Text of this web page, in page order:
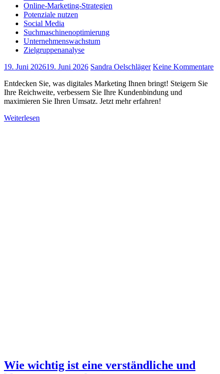
Online-Marketing-Strategien
Potenziale nutzen
Social Media
Suchmaschinenoptimierung
Unternehmenswachstum
Zielgruppenanalyse
19. Juni 202619. Juni 2026 Sandra Oelschläger Keine Kommentare
Entdecken Sie, was digitales Marketing Ihnen bringt! Steigern Sie
Ihre Reichweite, verbessern Sie Ihre Kundenbindung und
maximieren Sie Ihren Umsatz. Jetzt mehr erfahren!
Weiterlesen
Wie wichtig ist eine verständliche und